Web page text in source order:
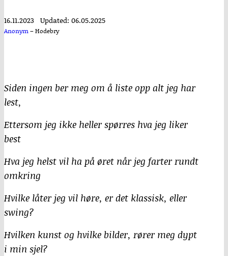
16.11.2023 Updated: 06.05.2025
Anonym–Hodebry
Siden ingen ber meg om å liste opp alt jeg har
lest,
Ettersom jeg ikke heller spørres hva jeg liker
best
Hva jeg helst vil ha på øret når jeg farter rundt
omkring
Hvilke låter jeg vil høre, er det klassisk, eller
swing?
Hvilken kunst og hvilke bilder, rører meg dypt
i min sjel?